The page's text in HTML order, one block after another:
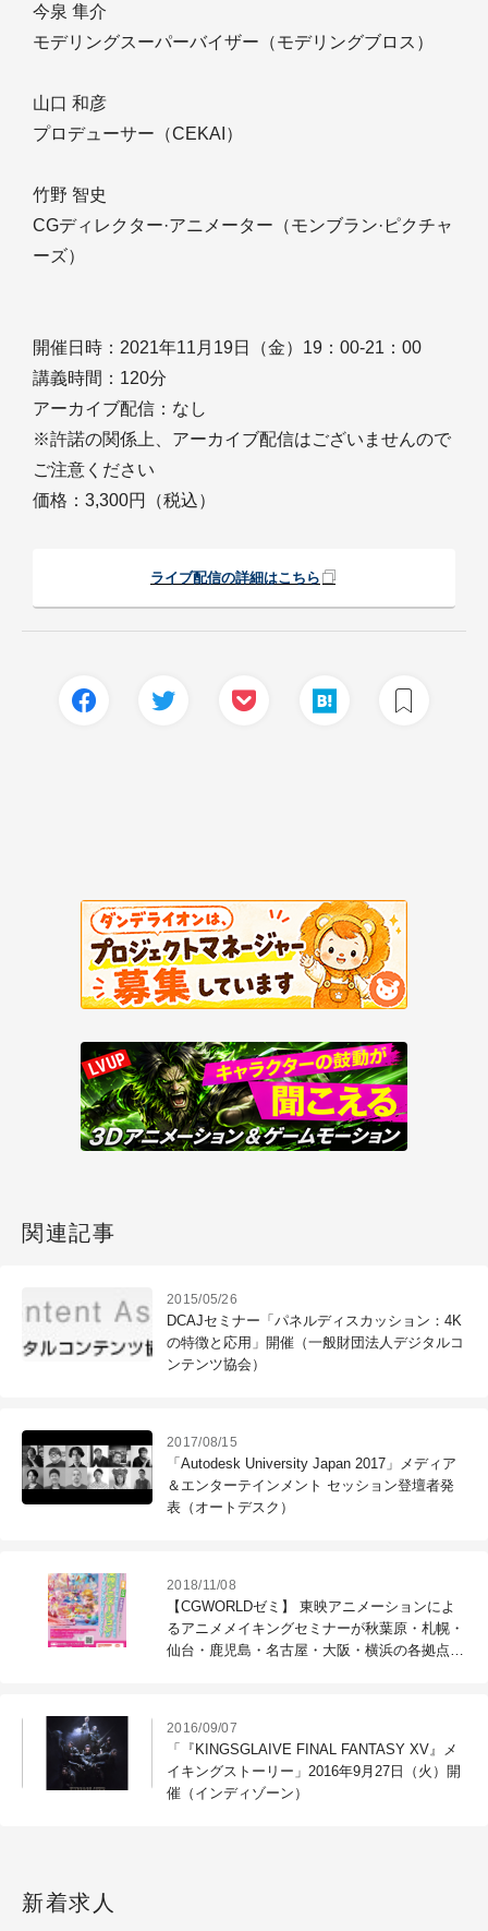
今泉 隼介
モデリングスーパーバイザー（モデリングブロス）
山口 和彦
プロデューサー（CEKAI）
竹野 智史
CGディレクター·アニメーター（モンブラン·ピクチャ
ーズ）
開催日時：2021年11月19日（金）19：00-21：00
講義時間：120分
アーカイブ配信：なし
※許諾の関係上、アーカイブ配信はございませんので
ご注意ください
価格：3,300円（税込）
ライブ配信の詳細はこちら
関連記事
2015/05/26
DCAJセミナー「パネルディスカッション：4K
の特徴と応用」開催（一般財団法人デジタルコ
ンテンツ協会）
2017/08/15
「Autodesk University Japan 2017」メディア
＆エンターテインメント セッション登壇者発
表（オートデスク）
2018/11/08
【CGWORLDゼミ】 東映アニメーションによ
るアニメメイキングセミナーが秋葉原・札幌・
仙台・鹿児島・名古屋・大阪・横浜の各拠点で
2016/09/07
「『KINGSGLAIVE FINAL FANTASY XV』メ
イキングストーリー」2016年9月27日（火）開
催（インディゾーン）
新着求人